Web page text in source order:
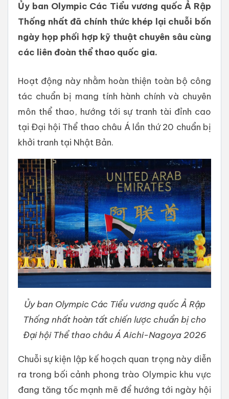
Ủy ban Olympic Các Tiểu vương quốc Ả Rập
Thống nhất đã chính thức khép lại chuỗi bốn
ngày họp phối hợp kỹ thuật chuyên sâu cùng
các liên đoàn thể thao quốc gia.
Hoạt động này nhằm hoàn thiện toàn bộ công
tác chuẩn bị mang tính hành chính và chuyên
môn thể thao, hướng tới sự tranh tài đỉnh cao
tại Đại hội Thể thao châu Á lần thứ 20 chuẩn bị
khởi tranh tại Nhật Bản.
Ủy ban Olympic Các Tiểu vương quốc Ả Rập
Thống nhất hoàn tất chiến lược chuẩn bị cho
Đại hội Thể thao châu Á Aichi-Nagoya 2026
Chuỗi sự kiện lập kế hoạch quan trọng này diễn
ra trong bối cảnh phong trào Olympic khu vực
đang tăng tốc mạnh mẽ để hướng tới ngày hội